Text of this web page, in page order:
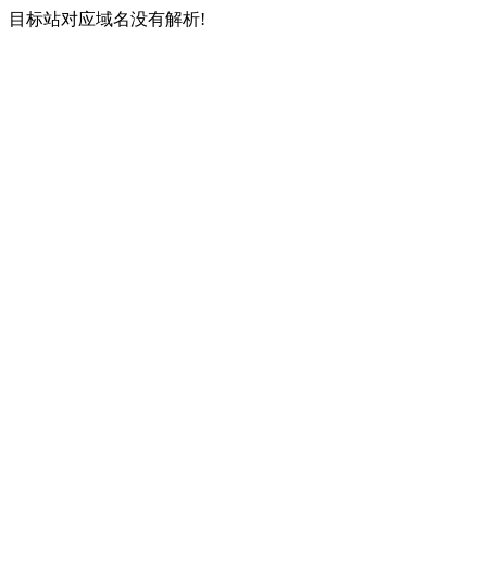
目标站对应域名没有解析!